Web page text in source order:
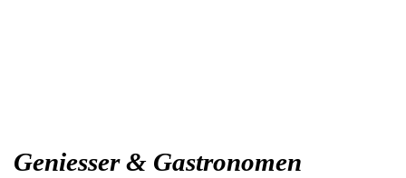
Geniesser & Gastronomen